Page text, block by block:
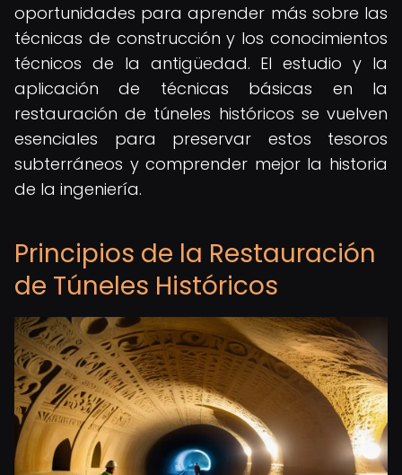
oportunidades para aprender más sobre las
técnicas de construcción y los conocimientos
técnicos de la antigüedad. El estudio y la
aplicación de técnicas básicas en la
restauración de túneles históricos se vuelven
esenciales para preservar estos tesoros
subterráneos y comprender mejor la historia
de la ingeniería.
Principios de la Restauración
de Túneles Históricos